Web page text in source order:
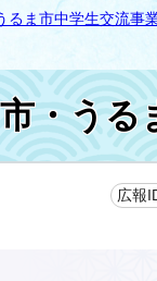
るま市中学生交流事
・うる
広報